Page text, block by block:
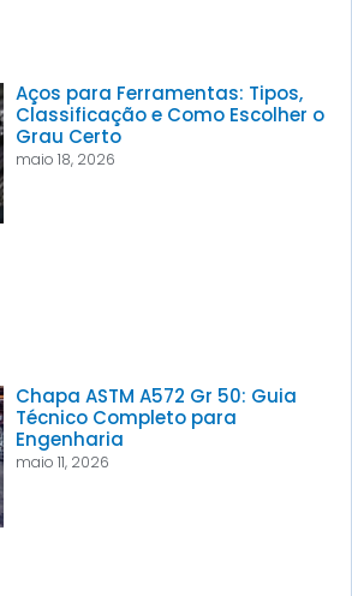
Aços para Ferramentas: Tipos,
Classificação e Como Escolher o
Grau Certo
maio 18, 2026
Chapa ASTM A572 Gr 50: Guia
Técnico Completo para
Engenharia
maio 11, 2026